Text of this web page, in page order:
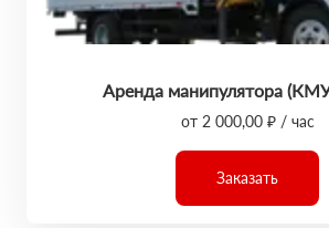
Аренда манипулятора
от 2 000,00 ₽ / час
Заказать